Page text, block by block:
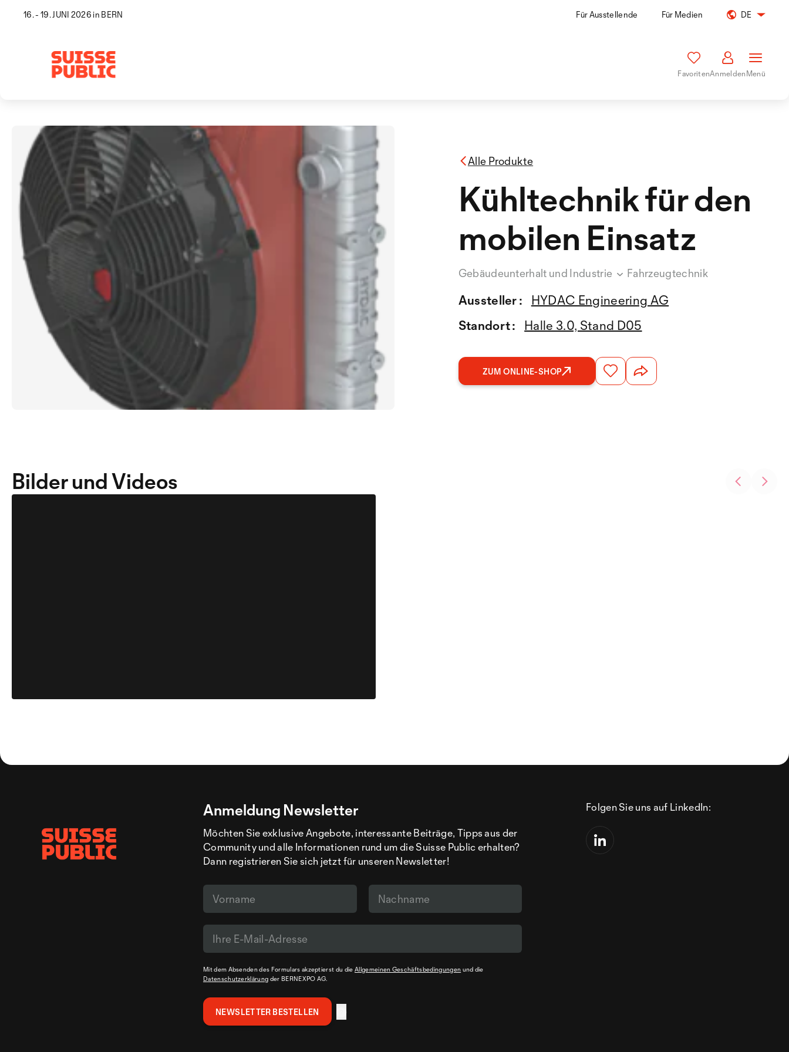
16. - 19. JUNI 2026 in BERN Für Ausstellende Für Medien DE
FavoritenAnmeldenMenü
Alle Produkte
Kühltechnik für den
mobilen Einsatz
Gebäudeunterhalt und Industrie Fahrzeugtechnik
Aussteller :
HYDAC Engineering AG
Standort :
Halle 3.0, Stand D05
ZUM ONLINE-SHOP
Bilder und Videos
Anmeldung Newsletter
Möchten Sie exklusive Angebote, interessante Beiträge, Tipps aus der
Community und alle Informationen rund um die Suisse Public erhalten?
Dann registrieren Sie sich jetzt für unseren Newsletter!
Mit dem Absenden des Formulars akzeptierst du die Allgemeinen Geschäftsbedingungen und die
Datenschutzerklärung der BERNEXPO AG.
Folgen Sie uns auf LinkedIn: